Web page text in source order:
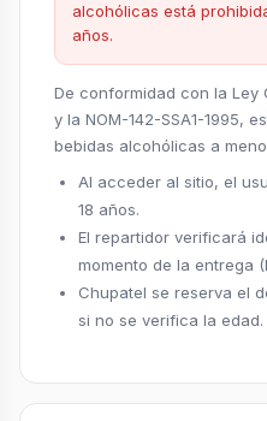
alcohólicas está
años.
De conformidad con la Ley
y la NOM-142-SSA1-1995,
bebidas alcohólicas a
Al acceder al sitio, el
18 años.
El repartidor verificará
momento de la entrega
Chupatel se reserva el
si no se verifica la edad.